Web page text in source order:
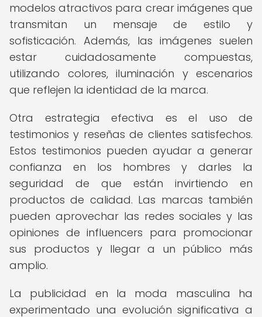
modelos atractivos para crear imágenes que
transmitan un mensaje de estilo y
sofisticación. Además, las imágenes suelen
estar cuidadosamente compuestas,
utilizando colores, iluminación y escenarios
que reflejen la identidad de la marca.
Otra estrategia efectiva es el uso de
testimonios y reseñas de clientes satisfechos.
Estos testimonios pueden ayudar a generar
confianza en los hombres y darles la
seguridad de que están invirtiendo en
productos de calidad. Las marcas también
pueden aprovechar las redes sociales y las
opiniones de influencers para promocionar
sus productos y llegar a un público más
amplio.
La publicidad en la moda masculina ha
experimentado una evolución significativa a